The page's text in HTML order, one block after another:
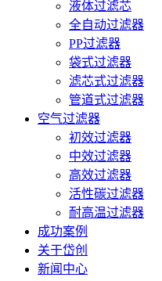
液体过滤芯
全自动过滤器
PP过滤器
袋式过滤器
滤芯式过滤器
管道式过滤器
空气过滤器
初效过滤器
中效过滤器
高效过滤器
活性碳过滤器
耐高温过滤器
成功案例
关于岱创
新闻中心